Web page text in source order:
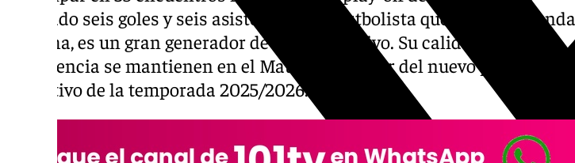
aportado seis goles y seis asistencias. Un futbolista que, desde la banda
derecha, es un gran generador de fútbol ofensivo. Su calidad y
experiencia se mantienen en el Maulí como líder del nuevo proyecto
deportivo de la temporada 2025/2026.